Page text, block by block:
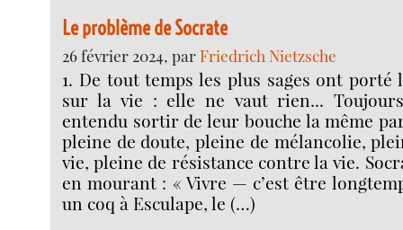
Le problème de Socrate
26 février 2024, parFriedrich Nietzsche
1. De tout temps les plus sages ont porté
sur la vie : elle ne vaut rien...
entendu sortir de leur bouche la même
pleine de doute, pleine de mélancolie,
vie, pleine de résistance contre la vie.
en mourant : « Vivre — c’est être
un coq à Esculape, le (…)